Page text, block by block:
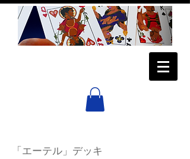
「エーテル」デッキ